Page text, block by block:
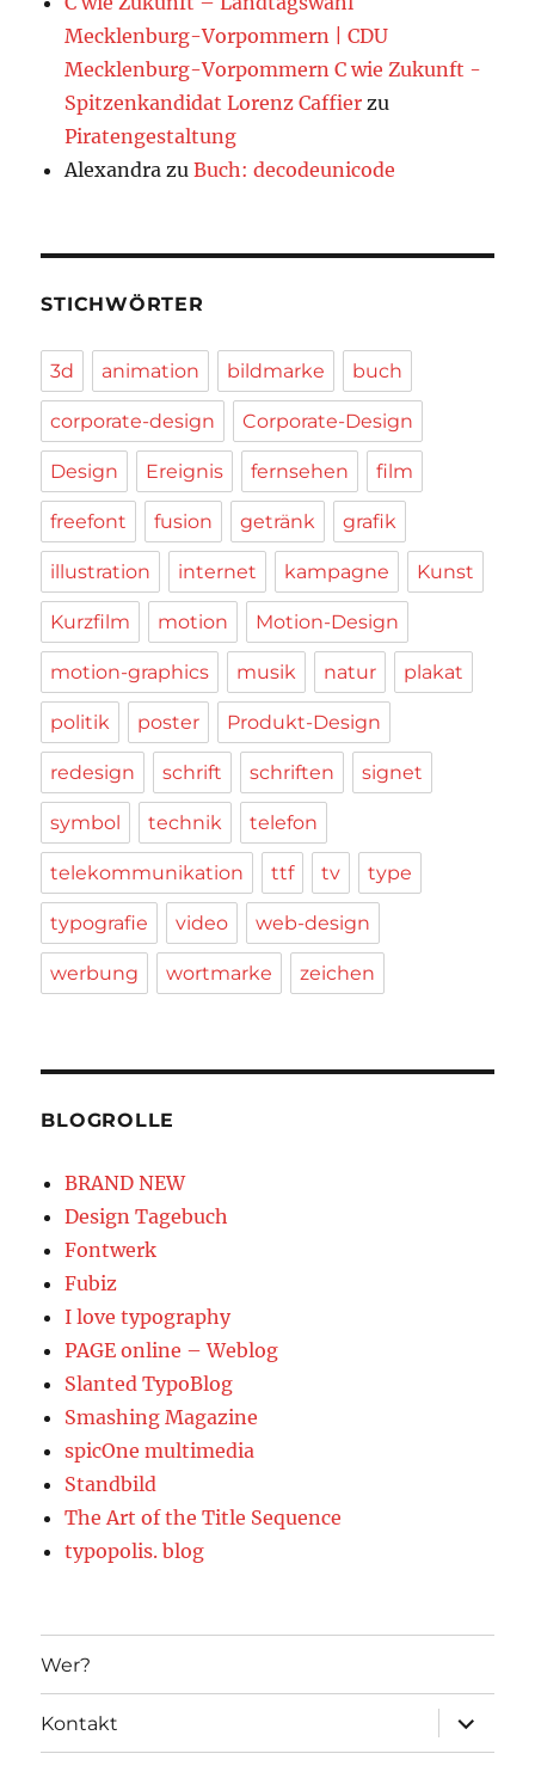
Mecklenburg-Vorpommern | CDU
Mecklenburg-Vorpommern C wie Zukunft -
Spitzenkandidat Lorenz Caffier zu
Piratengestaltung
Alexandra zuBuch: decodeunicode
STICHWÖRTER
3d animation bildmarke buch
corporate-design Corporate-Design
Design Ereignis fernsehen film
freefont fusion getränk grafik
illustration internet kampagne Kunst
Kurzfilm motion Motion-Design
motion-graphics musik natur plakat
politik poster Produkt-Design
redesign schrift schriften signet
symbol technik telefon
telekommunikation ttf tv type
typografie video web-design
werbung wortmarke zeichen
BLOGROLLE
BRAND NEW
Design Tagebuch
Fontwerk
Fubiz
I love typography
PAGE online – Weblog
Slanted TypoBlog
Smashing Magazine
spicOne multimedia
Standbild
The Art of the Title Sequence
typopolis. blog
Wer?
Kontakt
öffnen